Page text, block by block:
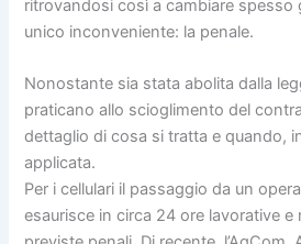
ritrovandosi così a cambiare spesso
unico inconveniente: la penale.
Nonostante sia stata abolita dalla
praticano allo scioglimento del
dettaglio di cosa si tratta e quando,
applicata.
Per i cellulari il passaggio da un
esaurisce in circa 24 ore lavorative